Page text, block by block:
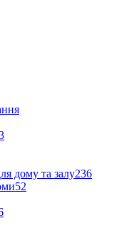
дому та залу236
52